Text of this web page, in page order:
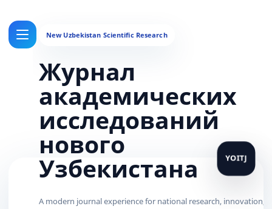
Журнал
академических
исследований
нового
Узбекистана